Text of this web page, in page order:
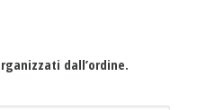
dall’ordine.